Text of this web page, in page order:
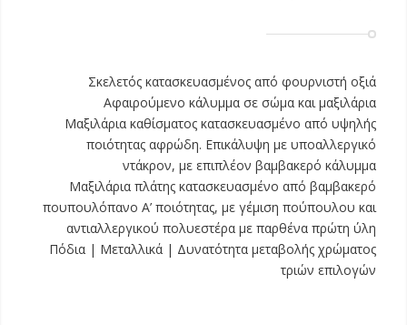
Σκελετός κατασκευασμένος από φουρνιστή οξιά
Αφαιρούμενο κάλυμμα σε σώμα και μαξιλάρια
Μαξιλάρια καθίσματος κατασκευασμένο από υψηλής
ποιότητας αφρώδη. Επικάλυψη με υποαλλεργικό
ντάκρον, με επιπλέον βαμβακερό κάλυμμα
Μαξιλάρια πλάτης κατασκευασμένο από βαμβακερό
πουπουλόπανο Α’ ποιότητας, με γέμιση πούπουλου και
αντιαλλεργικού πολυεστέρα με παρθένα πρώτη ύλη
Πόδια | Μεταλλικά | Δυνατότητα μεταβολής χρώματος
τριών επιλογών